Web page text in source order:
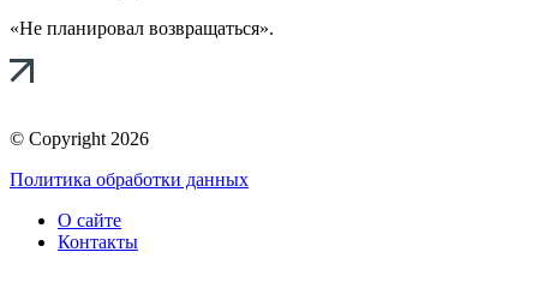
«Не планировал возвращаться».
© Copyright 2026
Политика обработки данных
О сайте
Контакты